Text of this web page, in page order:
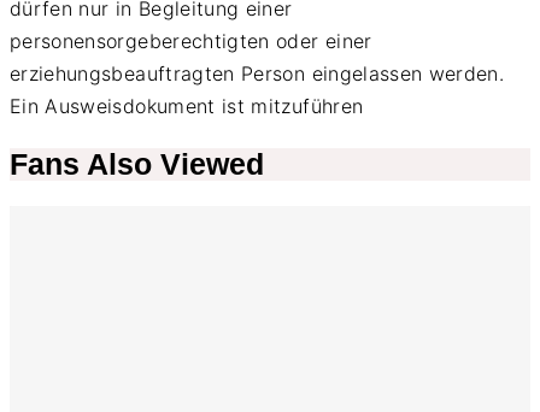
dürfen nur in Begleitung einer
personensorgeberechtigten oder einer
erziehungsbeauftragten Person eingelassen werden.
Ein Ausweisdokument ist mitzuführen
Fans Also Viewed